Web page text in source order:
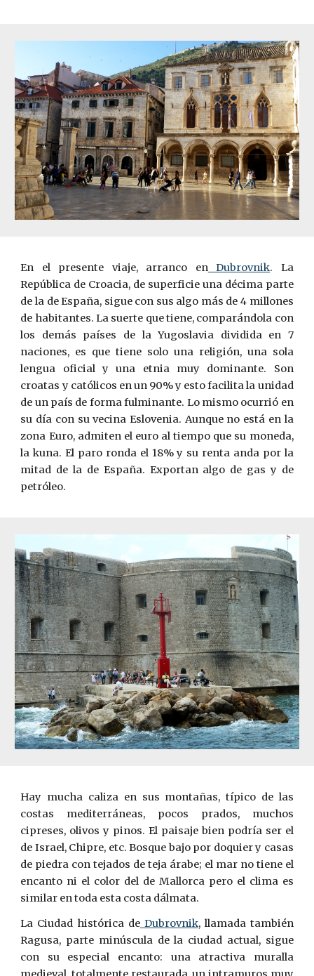
En el presente viaje, arranco enDubrovnik. La
República de Croacia, de superficie una décima parte
de la de España, sigue con sus algo más de 4 millones
de habitantes. La suerte que tiene, comparándola con
los demás países de la Yugoslavia dividida en 7
naciones, es que tiene solo una religión, una sola
lengua oficial y una etnia muy dominante. Son
croatas y católicos en un 90% y esto facilita la unidad
de un país de forma fulminante. Lo mismo ocurrió en
su día con su vecina Eslovenia. Aunque no está en la
zona Euro, admiten el euro al tiempo que su moneda,
la kuna. El paro ronda el 18% y su renta anda por la
mitad de la de España. Exportan algo de gas y de
petróleo.
Hay mucha caliza en sus montañas, típico de las
costas mediterráneas, pocos prados, muchos
cipreses, olivos y pinos. El paisaje bien podría ser el
de Israel, Chipre, etc. Bosque bajo por doquier y casas
de piedra con tejados de teja árabe; el mar no tiene el
encanto ni el color del de Mallorca pero el clima es
similar en toda esta costa dálmata.
La Ciudad histórica de Dubrovnik, llamada también
Ragusa, parte minúscula de la ciudad actual, sigue
con su especial encanto: una atractiva muralla